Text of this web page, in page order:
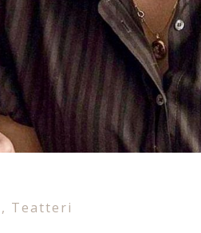
, Teatteri